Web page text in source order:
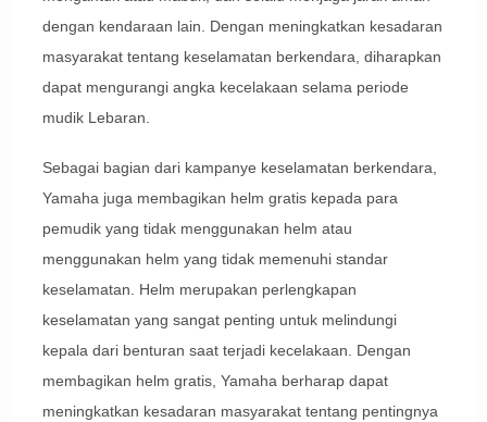
dengan kendaraan lain. Dengan meningkatkan kesadaran
masyarakat tentang keselamatan berkendara, diharapkan
dapat mengurangi angka kecelakaan selama periode
mudik Lebaran.
Sebagai bagian dari kampanye keselamatan berkendara,
Yamaha juga membagikan helm gratis kepada para
pemudik yang tidak menggunakan helm atau
menggunakan helm yang tidak memenuhi standar
keselamatan. Helm merupakan perlengkapan
keselamatan yang sangat penting untuk melindungi
kepala dari benturan saat terjadi kecelakaan. Dengan
membagikan helm gratis, Yamaha berharap dapat
meningkatkan kesadaran masyarakat tentang pentingnya